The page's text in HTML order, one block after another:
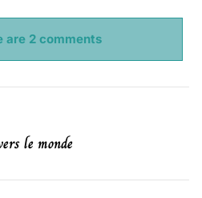
are 2 comments
le monde